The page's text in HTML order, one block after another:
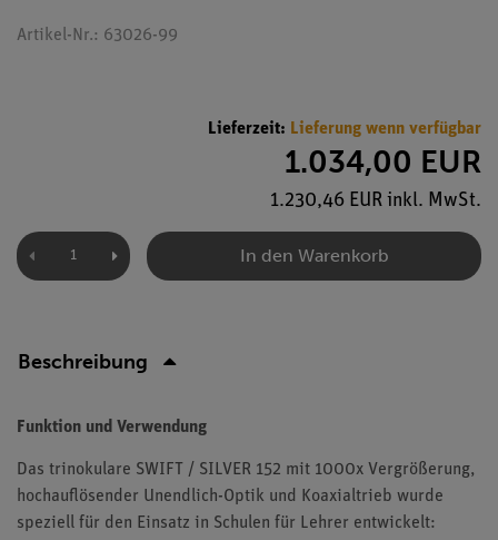
Artikel-Nr.: 63026-99
Lieferzeit: Lieferung wenn verfügbar
1.034,00 EUR
1.230,46 EUR inkl. MwSt.
In den Warenkorb
Beschreibung
Funktion und Verwendung
Das trinokulare SWIFT / SILVER 152 mit 1000x Vergrößerung,
hochauflösender Unendlich-Optik und Koaxialtrieb wurde
speziell für den Einsatz in Schulen für Lehrer entwickelt: